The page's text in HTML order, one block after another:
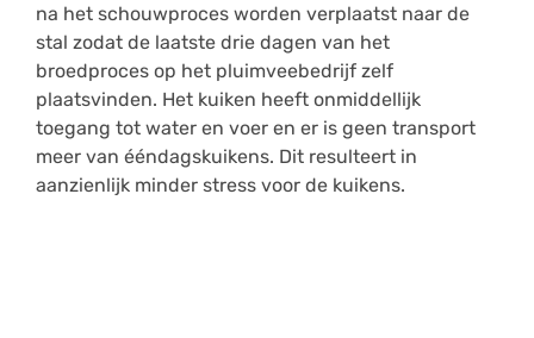
na het schouwproces worden verplaatst naar de
stal zodat de laatste drie dagen van het
broedproces op het pluimveebedrijf zelf
plaatsvinden. Het kuiken heeft onmiddellijk
toegang tot water en voer en er is geen transport
meer van ééndagskuikens. Dit resulteert in
aanzienlijk minder stress voor de kuikens.